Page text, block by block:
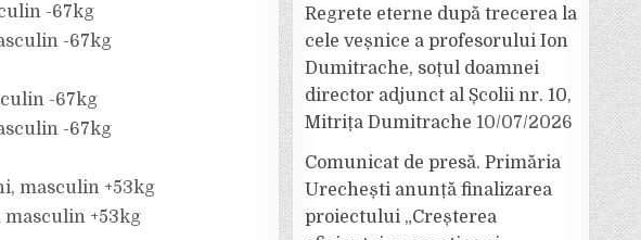
-67kg
-67kg
-67kg
-67kg
masculin +53kg
masculin +53kg
Regrete eterne după trecerea la
cele veșnice a profesorului Ion
Dumitrache, soțul doamnei
director adjunct al Școlii nr. 10,
Mitrița Dumitrache 10/07/2026
Comunicat de presă. Primăria
Urechești anunță finalizarea
proiectului „Creșterea